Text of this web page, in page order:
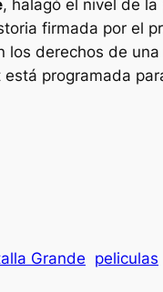
, halagó el nivel de
firmada por el
derechos de
está programada
Grande peliculas